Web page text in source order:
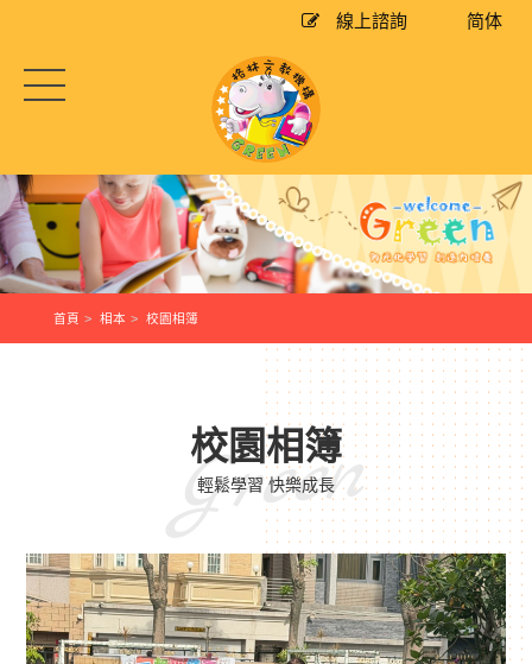
線上諮詢 简体
首頁 相本 校園相簿
校園相簿
輕鬆學習 快樂成長
Green